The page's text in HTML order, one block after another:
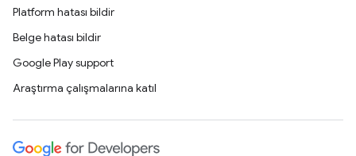
Platform hatası bildir
Belge hatası bildir
Google Play support
Araştırma çalışmalarına katıl